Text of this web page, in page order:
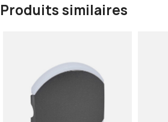
Produits similaires